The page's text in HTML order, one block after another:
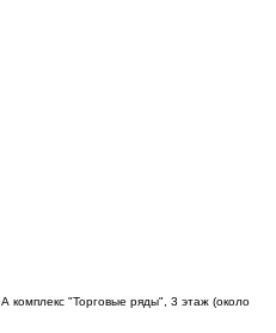
комплекс "Торговые ряды", 3 этаж (около